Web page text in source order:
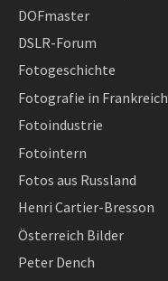
DOFmaster
DSLR-Forum
Fotogeschichte
Fotografie in Frankreich
Fotoindustrie
Fotointern
Fotos aus Russland
Henri Cartier-Bresson
Österreich Bilder
Peter Dench